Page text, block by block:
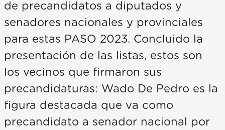
de precandidatos a diputados y
senadores nacionales y provinciales
para estas PASO 2023. Concluido la
presentación de las listas, estos son
los vecinos que firmaron sus
precandidaturas: Wado De Pedro es la
figura destacada que va como
precandidato a senador nacional por